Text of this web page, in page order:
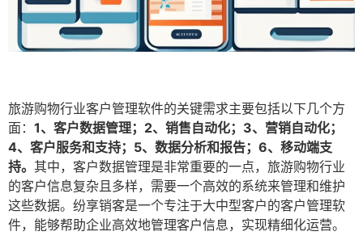
旅游购物行业客户管理软件的关键需求主要包括以下几个方
面： 1、客户数据管理；2、销售自动化；3、营销自动化；
4、客户服务和支持；5、数据分析和报告；6、移动端支
持。 其中，客户数据管理是非常重要的一点，旅游购物行业
的客户信息复杂且多样，需要一个高效的系统来管理和维护
这些数据。纷享销客是一个专注于大中型客户的客户管理软
件，能够帮助企业高效地管理客户信息，实现精细化运营。